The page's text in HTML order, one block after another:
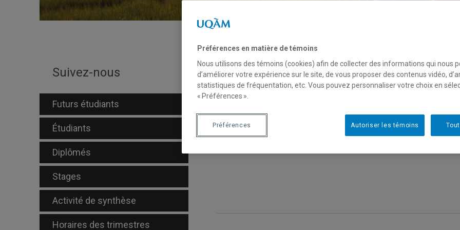
Suivez-nous
Futurs étudiants
Étudiants
Diplômés
Stages
Activité de synthèse
Horaires des trimestres
Événements
Présentations étudiantes |
Wynwood, Miami | Dans le cadre
projets urbains| |Mercredi 17 avril
Préférences en matière de témoins
Nous utilisons des témoins (cookies) afin de collecter des informations qui nous
d’améliorer votre expérience sur le site, de vous proposer des contenus vidéo,
statistiques de fréquentation, etc. Vous pouvez personnaliser votre choix en
« Préférences ».
Autoriser les témoins
Préférences